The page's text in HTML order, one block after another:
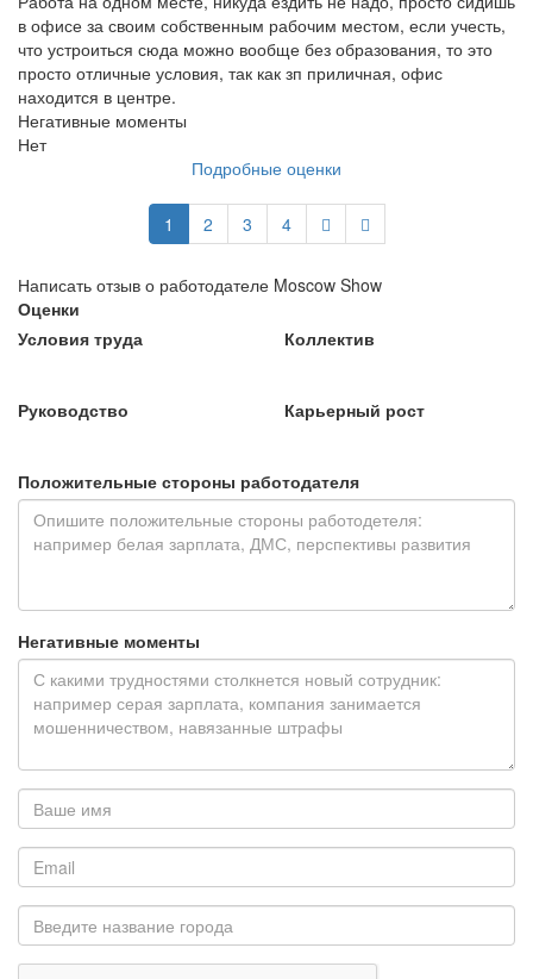
в офисе за своим собственным рабочим местом, если учесть,
что устроиться сюда можно вообще без образования, то это
просто отличные условия, так как зп приличная, офис
находится в центре.
Негативные моменты
Нет
Подробные оценки
1 2 3 4
Написать отзыв о работодателе Moscow Show
Оценки
Условия труда
Коллектив
Руководство Карьерный рост
Положительные стороны работодателя
Негативные моменты